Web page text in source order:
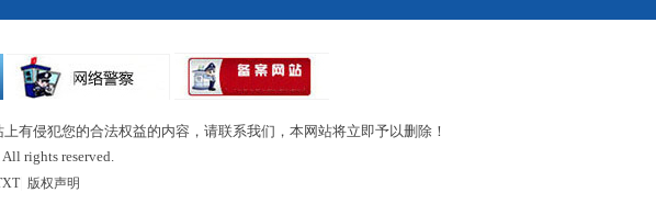
有侵犯您的合法权益的内容，请联系我们，本网站将立即予以删除！
rights reserved.
| 版权声明